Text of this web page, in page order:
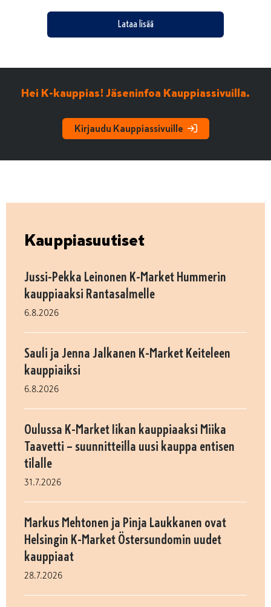
Lataa lisää
Hei K-kauppias! Jäseninfoa Kauppiassivuilla.
Kirjaudu Kauppiassivuille
Kauppiasuutiset
Jussi-Pekka Leinonen K-Market Hummerin
kauppiaaksi Rantasalmelle
6.8.2026
Sauli ja Jenna Jalkanen K-Market Keiteleen
kauppiaiksi
6.8.2026
Oulussa K-Market Iikan kauppiaaksi Miika
Taavetti – suunnitteilla uusi kauppa entisen
tilalle
31.7.2026
Markus Mehtonen ja Pinja Laukkanen ovat
Helsingin K-Market Östersundomin uudet
kauppiaat
28.7.2026